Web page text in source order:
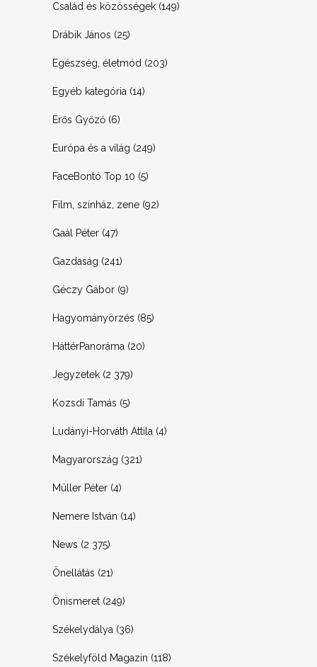
Család és közösségek (149)
Drábik János (25)
Egészség, életmód (203)
Egyéb kategória (14)
Erős Győző (6)
Európa és a világ (249)
FaceBontó Top 10 (5)
Film, színház, zene (92)
Gaál Péter (47)
Gazdaság (241)
Géczy Gábor (9)
Hagyományörzés (85)
HáttérPanoráma (20)
Jegyzetek (2 379)
Kozsdi Tamás (5)
Ludányi-Horváth Attila (4)
Magyarország (321)
Müller Péter (4)
Nemere István (14)
News (2 375)
Önellátás (21)
Önismeret (249)
Székelydálya (36)
Székelyföld Magazin (118)